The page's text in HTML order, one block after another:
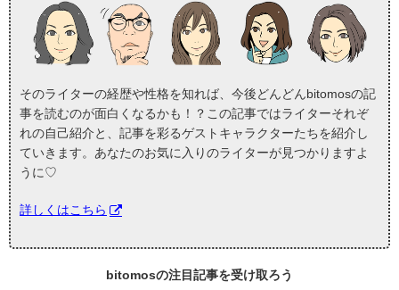
そのライターの経歴や性格を知れば、今後どんどんbitomosの記
事を読むのが面白くなるかも！？この記事ではライターそれぞ
れの自己紹介と、記事を彩るゲストキャラクターたちを紹介し
ていきます。あなたのお気に入りのライターが見つかりますよ
うに♡
詳しくはこちら
bitomosの注目記事を受け取ろう